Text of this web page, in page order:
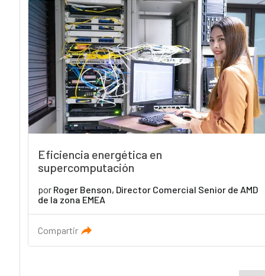
Eficiencia energética en
supercomputación
por Roger Benson, Director Comercial Senior de AMD
de la zona EMEA
Compartir